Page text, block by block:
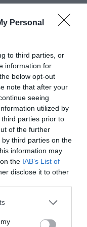
Personal
to third parties, or
information for
below opt-out
note that after your
seeing
utilized by
parties prior to
of the further
third parties on the
information may
the IAB’s List of
disclose it to other
or more Google
You may click to